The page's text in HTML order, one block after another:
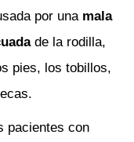
por una mala
de la rodilla,
pies, los tobillos,
pacientes con